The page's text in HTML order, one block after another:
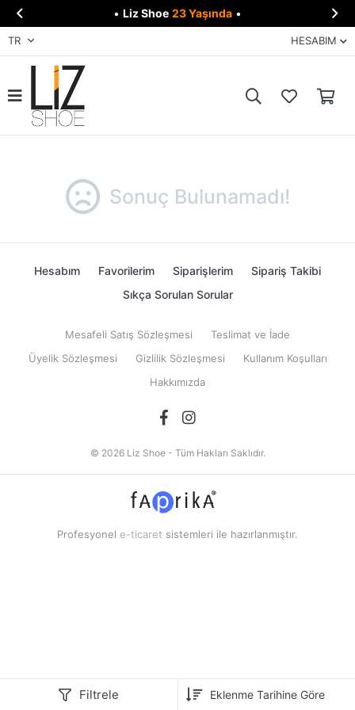
 • Liz Shoe 23 Yaşında • 
TR HESABIM
Filtrele
Sonuç Bulunamadı!
Hesabım Favorilerim Siparişlerim
Sipariş Takibi
Sıkça Sorulan Sorular
Mesafeli Satış Sözleşmesi
Teslimat ve İade
Üyelik Sözleşmesi
Gizlilik Sözleşmesi
Kullanım Koşulları
Hakkımızda
© 2026 Liz Shoe - Tüm Hakları Saklıdır.
Profesyonel e-ticaret sistemleri ile hazırlanmıştır.